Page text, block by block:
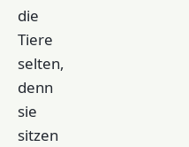
die
Tiere
selten,
denn
sie
sitzen